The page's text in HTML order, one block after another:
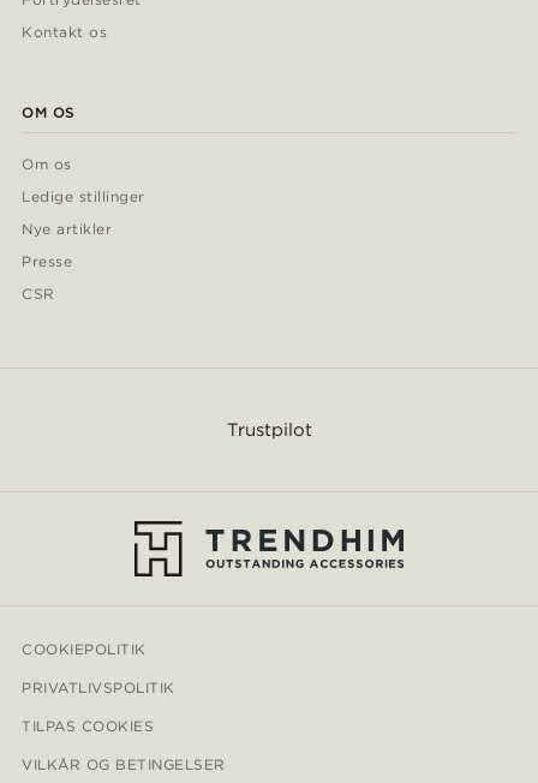
Kontakt os
OM OS
Om os
Ledige stillinger
Nye artikler
Presse
CSR
Trustpilot
COOKIEPOLITIK
PRIVATLIVSPOLITIK
TILPAS COOKIES
VILKÅR OG BETINGELSER